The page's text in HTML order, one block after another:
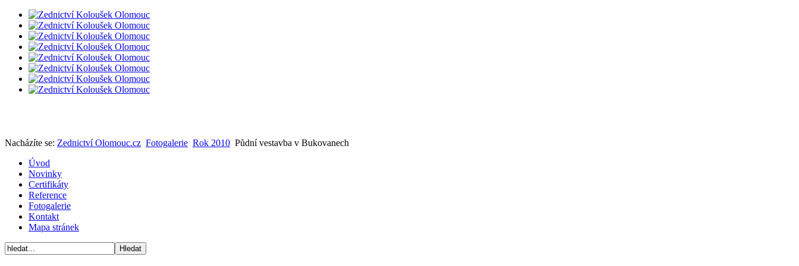
Nacházíte se: Zednictví Olomouc.cz Fotogalerie Rok 2010 Půdní vestavba v Bukovanech
Úvod
Novinky
Certifikáty
Reference
Fotogalerie
Kontakt
Mapa stránek